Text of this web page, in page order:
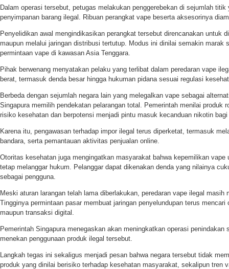
Dalam operasi tersebut, petugas melakukan penggerebekan di sejumlah
penyimpanan barang ilegal. Ribuan perangkat vape beserta aksesorinya
Penyelidikan awal mengindikasikan perangkat tersebut direncanakan untuk
maupun melalui jaringan distribusi tertutup. Modus ini dinilai semakin marak
permintaan vape di kawasan Asia Tenggara.
Pihak berwenang menyatakan pelaku yang terlibat dalam peredaran vape
berat, termasuk denda besar hingga hukuman pidana sesuai regulasi
Berbeda dengan sejumlah negara lain yang melegalkan vape sebagai
Singapura memilih pendekatan pelarangan total. Pemerintah menilai produk
risiko kesehatan dan berpotensi menjadi pintu masuk kecanduan nikotin
Karena itu, pengawasan terhadap impor ilegal terus diperketat, termasuk
bandara, serta pemantauan aktivitas penjualan online.
Otoritas kesehatan juga mengingatkan masyarakat bahwa kepemilikan vape
tetap melanggar hukum. Pelanggar dapat dikenakan denda yang nilainya
sebagai pengguna.
Meski aturan larangan telah lama diberlakukan, peredaran vape ilegal masih
Tingginya permintaan pasar membuat jaringan penyelundupan terus
maupun transaksi digital.
Pemerintah Singapura menegaskan akan meningkatkan operasi penindakan
menekan penggunaan produk ilegal tersebut.
Langkah tegas ini sekaligus menjadi pesan bahwa negara tersebut tidak
produk yang dinilai berisiko terhadap kesehatan masyarakat, sekalipun tren